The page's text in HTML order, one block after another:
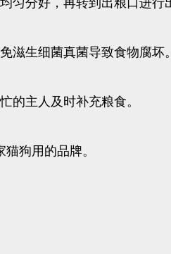
分好，再转到出粮口进行
滋生细菌真菌导致食物腐坏。
的主人及时补充粮食。
狗用的品牌。